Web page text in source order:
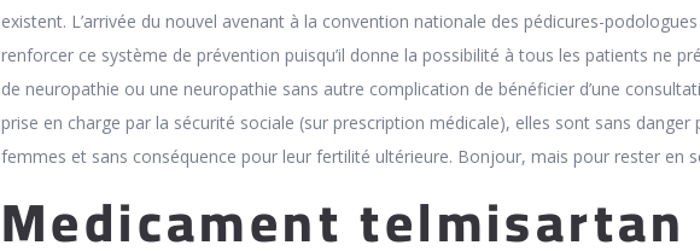
existent. L’arrivée du nouvel avenant à la convention nationale des pédicures-
renforcer ce système de prévention puisqu’il donne la possibilité à tous les patients ne
de neuropathie ou une neuropathie sans autre complication de bénéficier d’une
prise en charge par la sécurité sociale (sur prescription médicale), elles sont sans danger
femmes et sans conséquence pour leur fertilité ultérieure. Bonjour, mais pour rester en
Medicament telmisartan